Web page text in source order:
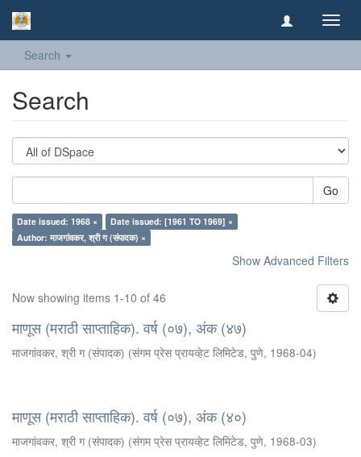
Search
Search
Go
Date issued: 1968 ×
Date issued: [1961 TO 1969] ×
Author: माजगांवकर, श्री ग (संपादक) ×
Show Advanced Filters
Now showing items 1-10 of 46
माणूस (मराठी साप्ताहिक). वर्ष (०७), अंक (४७)
माजगांवकर, श्री ग (संपादक) (संगम प्रेस प्रायव्हेट लिमिटेड, पुणे, 1968-04)
माणूस (मराठी साप्ताहिक). वर्ष (०७), अंक (४०)
माजगांवकर, श्री ग (संपादक) (संगम प्रेस प्रायव्हेट लिमिटेड, पुणे, 1968-03)